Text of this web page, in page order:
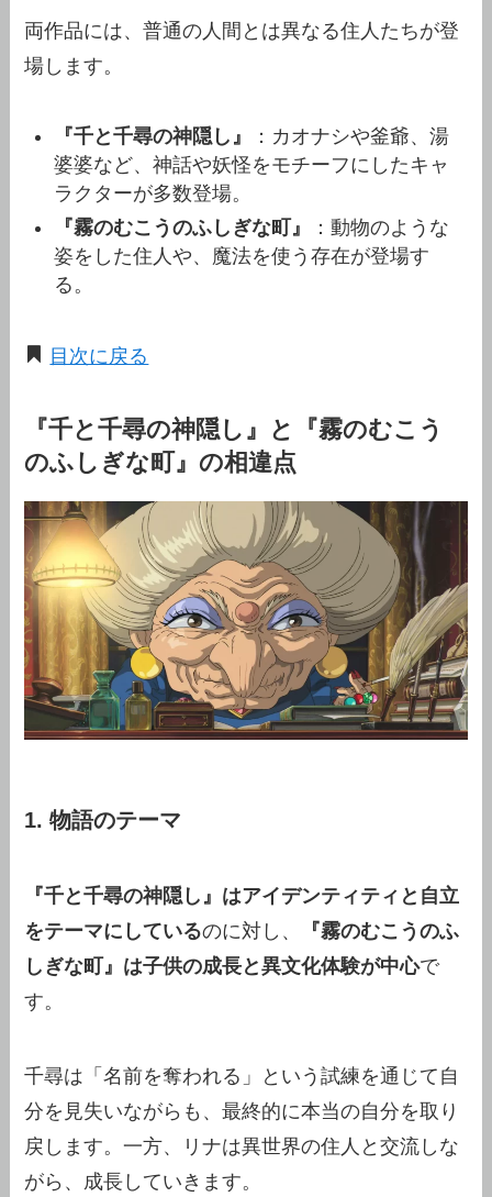
両作品には、普通の人間とは異なる住人たちが登
場します。
『千と千尋の神隠し』
：カオナシや釜爺、湯
婆婆など、神話や妖怪をモチーフにしたキャ
ラクターが多数登場。
『霧のむこうのふしぎな町』
：動物のような
姿をした住人や、魔法を使う存在が登場す
る。
目次に戻る
『千と千尋の神隠し』と『霧のむこう
のふしぎな町』の相違点
1. 物語のテーマ
『千と千尋の神隠し』はアイデンティティと自立
をテーマにしているのに対し、
『霧のむこうのふ
しぎな町』は子供の成長と異文化体験が中心で
す。
千尋は「名前を奪われる」という試練を通じて自
分を見失いながらも、最終的に本当の自分を取り
戻します。一方、リナは異世界の住人と交流しな
がら、成長していきます。